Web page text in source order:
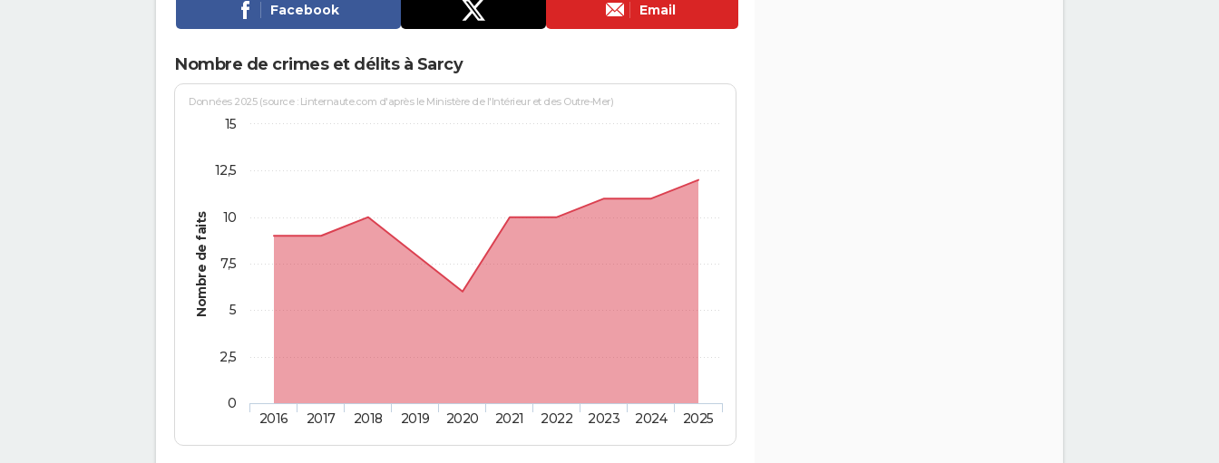
Facebook Email
Nombre de crimes et délits à Sarcy
Nombre de faits
Données 2025 (source : Linternaute.com d'après le Ministère de l'Intérieur et des Outre-Mer)
2016 2017 2018 2019 2020 2021 2022 2023 2024 2025
0
2,5
5
7,5
10
12,5
15